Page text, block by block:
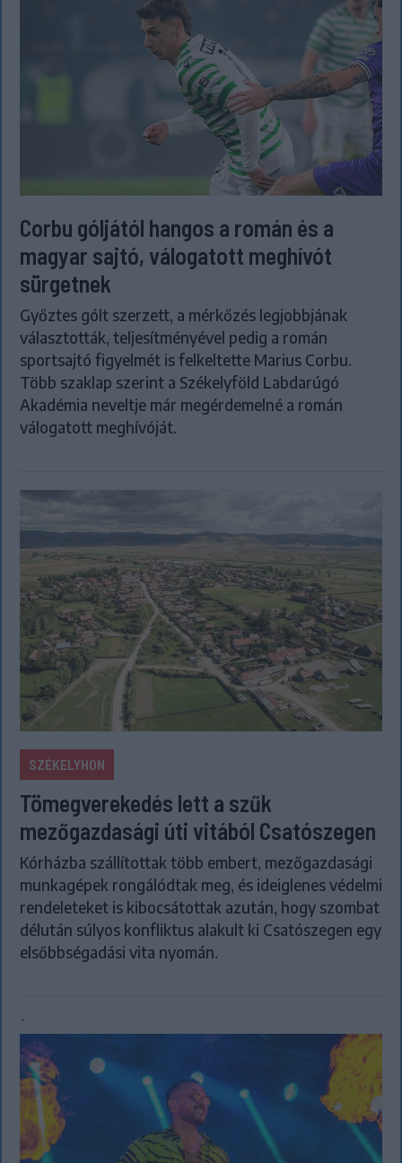
Corbu góljától hangos a román és a
magyar sajtó, válogatott meghívót
sürgetnek
Győztes gólt szerzett, a mérkőzés legjobbjának
választották, teljesítményével pedig a román
sportsajtó figyelmét is felkeltette Marius Corbu.
Több szaklap szerint a Székelyföld Labdarúgó
Akadémia neveltje már megérdemelné a román
válogatott meghívóját.
SZÉKELYHON
Tömegverekedés lett a szűk
mezőgazdasági úti vitából Csatószegen
Kórházba szállítottak több embert, mezőgazdasági
munkagépek rongálódtak meg, és ideiglenes védelmi
rendeleteket is kibocsátottak azután, hogy szombat
délután súlyos konfliktus alakult ki Csatószegen egy
elsőbbségadási vita nyomán.
`